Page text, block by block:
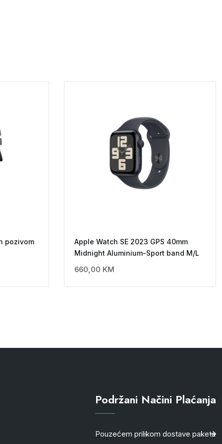
pozivom
Apple Watch SE 2023 GPS 40mm
Midnight Aluminium-Sport band M/L
660,00 KM
Podržani Načini Plaćanja
Pouzećem prilikom dostave paketa